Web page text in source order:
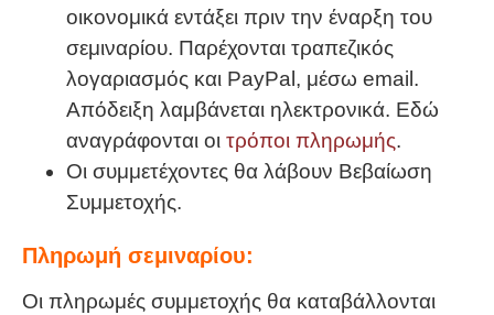
οικονομικά εντάξει πριν την έναρξη του
σεμιναρίου. Παρέχονται τραπεζικός
λογαριασμός και PayPal, μέσω email.
Απόδειξη λαμβάνεται ηλεκτρονικά. Εδώ
αναγράφονται οι τρόποι πληρωμής.
Οι συμμετέχοντες θα λάβουν Βεβαίωση
Συμμετοχής.
Πληρωμή σεμιναρίου:
Οι πληρωμές συμμετοχής θα καταβάλλονται